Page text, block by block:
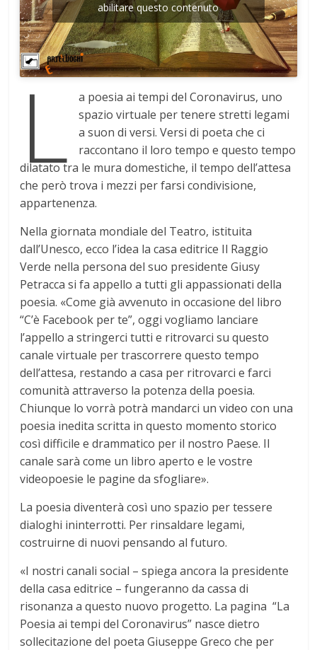
abilitare questo contenuto
L
a poesia ai tempi del Coronavirus, uno
spazio virtuale per tenere stretti legami
a suon di versi. Versi di poeta che ci
raccontano il loro tempo e questo tempo
dilatato tra le mura domestiche, il tempo dell’attesa
che però trova i mezzi per farsi condivisione,
appartenenza.
Nella giornata mondiale del Teatro, istituita
dall’Unesco, ecco l’idea la casa editrice Il Raggio
Verde nella persona del suo presidente Giusy
Petracca si fa appello a tutti gli appassionati della
poesia. «Come già avvenuto in occasione del libro
“C’è Facebook per te”, oggi vogliamo lanciare
l’appello a stringerci tutti e ritrovarci su questo
canale virtuale per trascorrere questo tempo
dell’attesa, restando a casa per ritrovarci e farci
comunità attraverso la potenza della poesia.
Chiunque lo vorrà potrà mandarci un video con una
poesia inedita scritta in questo momento storico
così difficile e drammatico per il nostro Paese. Il
canale sarà come un libro aperto e le vostre
videopoesie le pagine da sfogliare».
La poesia diventerà così uno spazio per tessere
dialoghi ininterrotti. Per rinsaldare legami,
costruirne di nuovi pensando al futuro.
«I nostri canali social – spiega ancora la presidente
della casa editrice – fungeranno da cassa di
risonanza a questo nuovo progetto. La pagina “La
Poesia ai tempi del Coronavirus” nasce dietro
sollecitazione del poeta Giuseppe Greco che per